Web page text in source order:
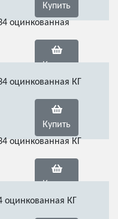
Купить
оцинкованная
Купить
оцинкованная КГ
Купить
оцинкованная КГ
Купить
оцинкованная КГ